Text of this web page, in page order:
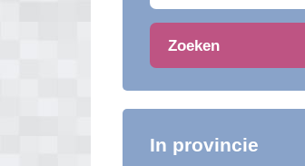
Zoeken
In provincie